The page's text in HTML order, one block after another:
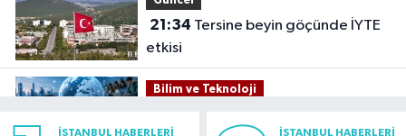
21:34
etkisi
Bilim ve Teknoloji
İSTANBUL HABERLERI İSTANBUL HABERLERI